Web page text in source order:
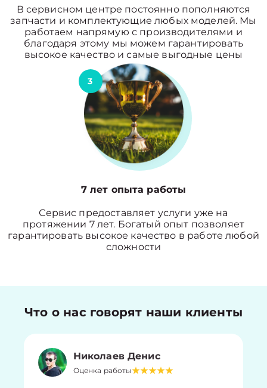
В сервисном центре постоянно пополняются
запчасти и комплектующие любых моделей. Мы
работаем напрямую с производителями и
благодаря этому мы можем гарантировать
высокое качество и самые выгодные цены
3
7 лет опыта работы
Сервис предоставляет услуги уже на
протяжении 7 лет. Богатый опыт позволяет
гарантировать высокое качество в работе любой
сложности
Что о нас говорят наши клиенты
Николаев Денис
Оценка работы